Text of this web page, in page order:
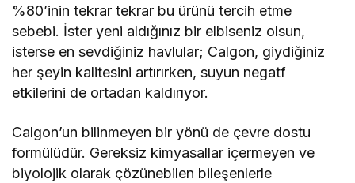
%80’inin tekrar tekrar bu ürünü tercih etme
sebebi. İster yeni aldığınız bir elbiseniz olsun,
isterse en sevdiğiniz havlular; Calgon, giydiğiniz
her şeyin kalitesini artırırken, suyun negatf
etkilerini de ortadan kaldırıyor.
Calgon’un bilinmeyen bir yönü de çevre dostu
formülüdür. Gereksiz kimyasallar içermeyen ve
biyolojik olarak çözünebilen bileşenlerle